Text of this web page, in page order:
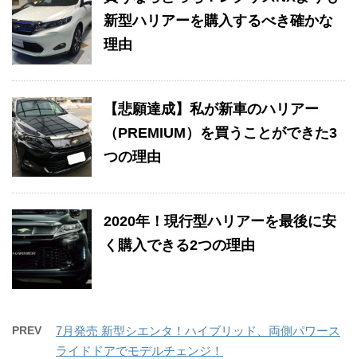
新型ハリアーを購入するべき確かな
理由
【悲願達成】私が新車のハリアー
（PREMIUM）を買うことができた3
つの理由
2020年！現行型ハリアーを最後に安
く購入できる2つの理由
PREV
7月発売 新型シエンタ！ハイブリッド、両側パワース
ライドドアでモデルチェンジ！